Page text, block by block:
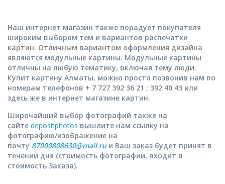
Наш интернет магазин также порадует покупателя
широким выбором тем и вариантов распечатки
картин. Отличным вариантом оформления дизайна
являются модульные картины. Модульные картины
отличны на любую тематику, включая тему люди.
Купит картину Алматы, можно просто позвонив нам по
номерам телефонов + 7 727 392 36 21 ; 392 40 43 или
здесь же в интернет магазине картин.
Широчайший выбор фотографий также на
сайте depositphotos вышлите нам ссылку на
фотографию/изображение на
почту 87000808630@mail.ruи Ваш заказ будет принят в
течении дня (стоимость фотографии, входит в
стоимость Заказа).